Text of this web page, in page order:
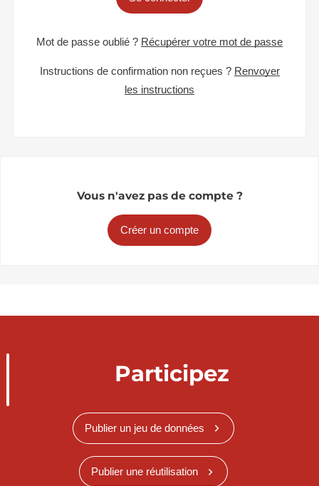
Mot de passe oublié ? Récupérer votre mot de passe
Instructions de confirmation non reçues ? Renvoyer
les instructions
Vous n'avez pas de compte ?
Créer un compte
Participez
Publier un jeu de données
Publier une réutilisation